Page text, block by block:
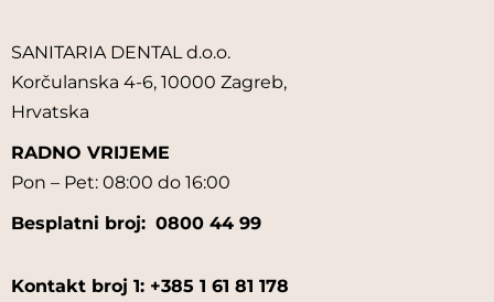
SANITARIA DENTAL d.o.o.
Korčulanska 4-6, 10000 Zagreb,
Hrvatska
RADNO VRIJEME
Pon – Pet: 08:00 do 16:00
Besplatni broj: 0800 44 99
Kontakt broj 1: +385 1 61 81 178